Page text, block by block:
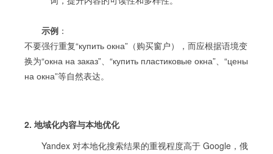
示例 ：
不要强行重复“купить окна”（购买窗户），而应根据语境变
换为“окна на заказ”、“купить пластиковые окна”、“цены
на окна”等自然表达。
2. 地域化内容与本地优化
Yandex 对本地化搜索结果的重视程度高于 Google，俄